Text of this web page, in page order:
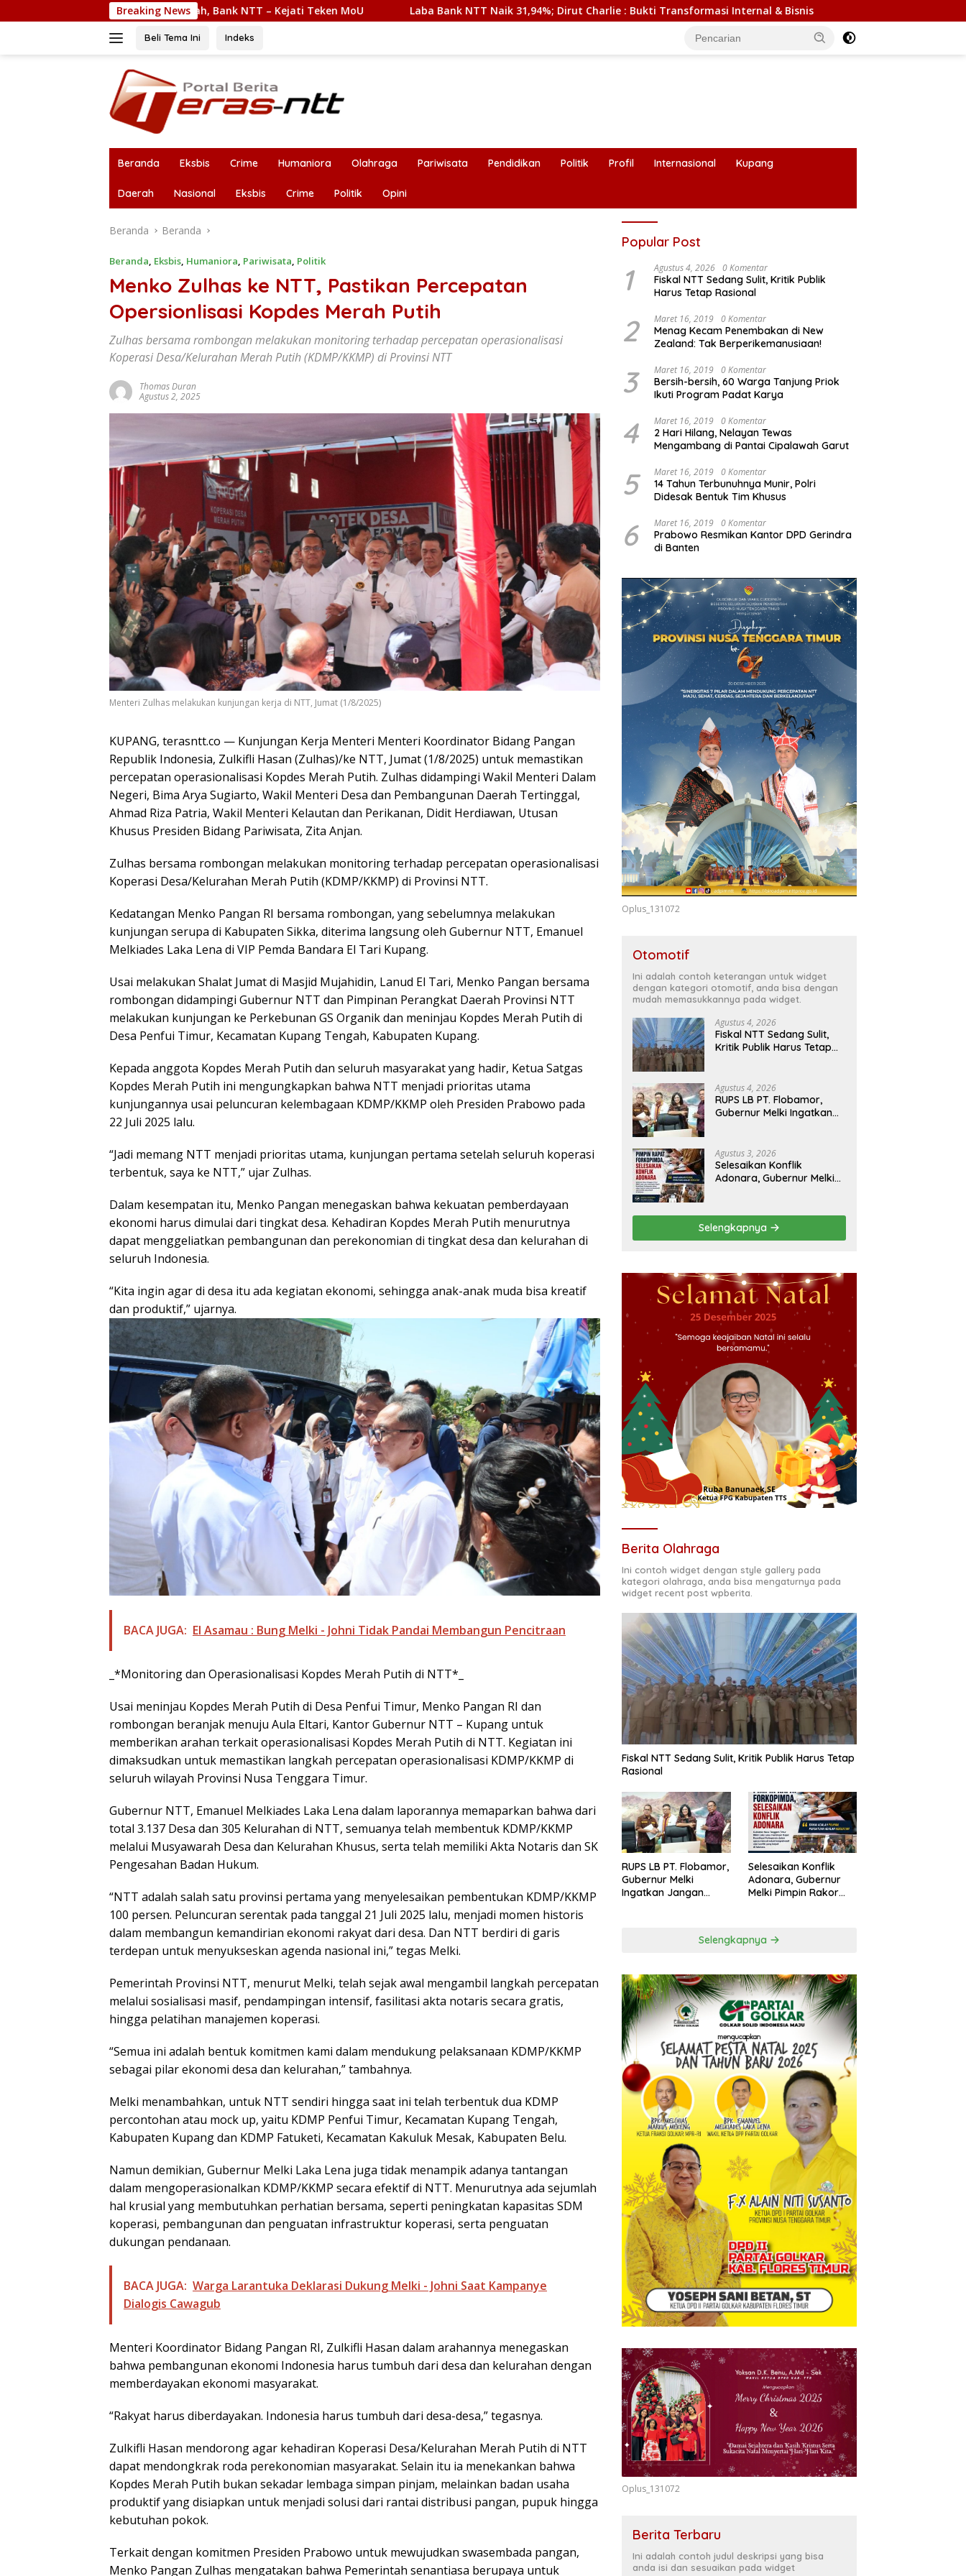
ke
Breaking News
Nasabah, Bank NTT – Kejati Teken MoU Laba Bank NTT Naik 31,94%; Dirut Charlie : Bukti Transformasi Internal & Bisnis
Beli Tema Ini Indeks
Beranda Eksbis Crime Humaniora Olahraga Pariwisata Pendidikan Politik Profil Internasional Kupang
Daerah Nasional Eksbis Crime Politik Opini
Beranda Beranda
Beranda, Eksbis, Humaniora, Pariwisata, Politik
Menko Zulhas ke NTT, Pastikan Percepatan
Opersionlisasi Kopdes Merah Putih
Zulhas bersama rombongan melakukan monitoring terhadap percepatan operasionalisasi
Koperasi Desa/Kelurahan Merah Putih (KDMP/KKMP) di Provinsi NTT
Thomas Duran
Agustus 2, 2025
Menteri Zulhas melakukan kunjungan kerja di NTT, Jumat (1/8/2025)
KUPANG, terasntt.co — Kunjungan Kerja Menteri Menteri Koordinator Bidang Pangan
Republik Indonesia, Zulkifli Hasan (Zulhas)/ke NTT, Jumat (1/8/2025) untuk memastikan
percepatan operasionalisasi Kopdes Merah Putih. Zulhas didampingi Wakil Menteri Dalam
Negeri, Bima Arya Sugiarto, Wakil Menteri Desa dan Pembangunan Daerah Tertinggal,
Ahmad Riza Patria, Wakil Menteri Kelautan dan Perikanan, Didit Herdiawan, Utusan
Khusus Presiden Bidang Pariwisata, Zita Anjan.
Zulhas bersama rombongan melakukan monitoring terhadap percepatan operasionalisasi
Koperasi Desa/Kelurahan Merah Putih (KDMP/KKMP) di Provinsi NTT.
Kedatangan Menko Pangan RI bersama rombongan, yang sebelumnya melakukan
kunjungan serupa di Kabupaten Sikka, diterima langsung oleh Gubernur NTT, Emanuel
Melkiades Laka Lena di VIP Pemda Bandara El Tari Kupang.
Usai melakukan Shalat Jumat di Masjid Mujahidin, Lanud El Tari, Menko Pangan bersama
rombongan didampingi Gubernur NTT dan Pimpinan Perangkat Daerah Provinsi NTT
melakukan kunjungan ke Perkebunan GS Organik dan meninjau Kopdes Merah Putih di
Desa Penfui Timur, Kecamatan Kupang Tengah, Kabupaten Kupang.
Kepada anggota Kopdes Merah Putih dan seluruh masyarakat yang hadir, Ketua Satgas
Kopdes Merah Putih ini mengungkapkan bahwa NTT menjadi prioritas utama
kunjungannya usai peluncuran kelembagaan KDMP/KKMP oleh Presiden Prabowo pada
22 Juli 2025 lalu.
“Jadi memang NTT menjadi prioritas utama, kunjungan pertama setelah seluruh koperasi
terbentuk, saya ke NTT,” ujar Zulhas.
Dalam kesempatan itu, Menko Pangan menegaskan bahwa kekuatan pemberdayaan
ekonomi harus dimulai dari tingkat desa. Kehadiran Kopdes Merah Putih menurutnya
dapat menggeliatkan pembangunan dan perekonomian di tingkat desa dan kelurahan di
seluruh Indonesia.
“Kita ingin agar di desa itu ada kegiatan ekonomi, sehingga anak-anak muda bisa kreatif
dan produktif,” ujarnya.
BACA JUGA: El Asamau : Bung Melki - Johni Tidak Pandai Membangun Pencitraan
_*Monitoring dan Operasionalisasi Kopdes Merah Putih di NTT*_
Usai meninjau Kopdes Merah Putih di Desa Penfui Timur, Menko Pangan RI dan
rombongan beranjak menuju Aula Eltari, Kantor Gubernur NTT – Kupang untuk
memberikan arahan terkait operasionalisasi Kopdes Merah Putih di NTT. Kegiatan ini
dimaksudkan untuk memastikan langkah percepatan operasionalisasi KDMP/KKMP di
seluruh wilayah Provinsi Nusa Tenggara Timur.
Gubernur NTT, Emanuel Melkiades Laka Lena dalam laporannya memaparkan bahwa dari
total 3.137 Desa dan 305 Kelurahan di NTT, semuanya telah membentuk KDMP/KKMP
melalui Musyawarah Desa dan Kelurahan Khusus, serta telah memiliki Akta Notaris dan SK
Pengesahan Badan Hukum.
“NTT adalah salah satu provinsi pertama yang menyelesaikan pembentukan KDMP/KKMP
100 persen. Peluncuran serentak pada tanggal 21 Juli 2025 lalu, menjadi momen historis
dalam membangun kemandirian ekonomi rakyat dari desa. Dan NTT berdiri di garis
terdepan untuk menyukseskan agenda nasional ini,” tegas Melki.
Pemerintah Provinsi NTT, menurut Melki, telah sejak awal mengambil langkah percepatan
melalui sosialisasi masif, pendampingan intensif, fasilitasi akta notaris secara gratis,
hingga pelatihan manajemen koperasi.
“Semua ini adalah bentuk komitmen kami dalam mendukung pelaksanaan KDMP/KKMP
sebagai pilar ekonomi desa dan kelurahan,” tambahnya.
Melki menambahkan, untuk NTT sendiri hingga saat ini telah terbentuk dua KDMP
percontohan atau mock up, yaitu KDMP Penfui Timur, Kecamatan Kupang Tengah,
Kabupaten Kupang dan KDMP Fatuketi, Kecamatan Kakuluk Mesak, Kabupaten Belu.
Namun demikian, Gubernur Melki Laka Lena juga tidak menampik adanya tantangan
dalam mengoperasionalkan KDMP/KKMP secara efektif di NTT. Menurutnya ada sejumlah
hal krusial yang membutuhkan perhatian bersama, seperti peningkatan kapasitas SDM
koperasi, pembangunan dan penguatan infrastruktur koperasi, serta penguatan
dukungan pendanaan.
BACA JUGA: Warga Larantuka Deklarasi Dukung Melki - Johni Saat Kampanye
Dialogis Cawagub
Menteri Koordinator Bidang Pangan RI, Zulkifli Hasan dalam arahannya menegaskan
bahwa pembangunan ekonomi Indonesia harus tumbuh dari desa dan kelurahan dengan
memberdayakan ekonomi masyarakat.
“Rakyat harus diberdayakan. Indonesia harus tumbuh dari desa-desa,” tegasnya.
Zulkifli Hasan mendorong agar kehadiran Koperasi Desa/Kelurahan Merah Putih di NTT
dapat mendongkrak roda perekonomian masyarakat. Selain itu ia menekankan bahwa
Kopdes Merah Putih bukan sekadar lembaga simpan pinjam, melainkan badan usaha
produktif yang disiapkan untuk menjadi solusi dari rantai distribusi pangan, pupuk hingga
kebutuhan pokok.
Terkait dengan komitmen Presiden Prabowo untuk mewujudkan swasembada pangan,
Menko Pangan Zulhas mengatakan bahwa Pemerintah senantiasa berupaya untuk
Popular Post
1 Agustus 4, 2026 0 Komentar
Fiskal NTT Sedang Sulit, Kritik Publik
Harus Tetap Rasional
2 Maret 16, 2019 0 Komentar
Menag Kecam Penembakan di New
Zealand: Tak Berperikemanusiaan!
3 Maret 16, 2019 0 Komentar
Bersih-bersih, 60 Warga Tanjung Priok
Ikuti Program Padat Karya
4 Maret 16, 2019 0 Komentar
2 Hari Hilang, Nelayan Tewas
Mengambang di Pantai Cipalawah Garut
5 Maret 16, 2019 0 Komentar
14 Tahun Terbunuhnya Munir, Polri
Didesak Bentuk Tim Khusus
6 Maret 16, 2019 0 Komentar
Prabowo Resmikan Kantor DPD Gerindra
di Banten
Oplus_131072
Otomotif
Ini adalah contoh keterangan untuk widget
dengan kategori otomotif, anda bisa dengan
mudah memasukkannya pada widget.
Agustus 4, 2026
Fiskal NTT Sedang Sulit,
Kritik Publik Harus Tetap
Agustus 4, 2026
RUPS LB PT. Flobamor,
Gubernur Melki Ingatkan
Fondasinya Belum Kuat
Agustus 3, 2026
Selesaikan Konflik
Adonara, Gubernur Melki
Selengkapnya
Berita Olahraga
Ini contoh widget dengan style gallery pada
kategori olahraga, anda bisa mengaturnya pada
widget recent post wpberita.
Fiskal NTT Sedang Sulit, Kritik Publik Harus Tetap
Rasional
RUPS LB PT. Flobamor,
Gubernur Melki
Ingatkan Jangan
Selesaikan Konflik
Adonara, Gubernur
Melki Pimpin Rakor
Selengkapnya
Oplus_131072
Berita Terbaru
Ini adalah contoh judul deskripsi yang bisa
anda isi dan sesuaikan pada widget